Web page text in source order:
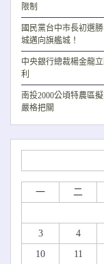
限制
國民黨台中市長初選
城邁向旗艦城！
中央銀行總裁楊金龍
利
南投2000公頃特農區
嚴格把關
一 二
3
4
10
11